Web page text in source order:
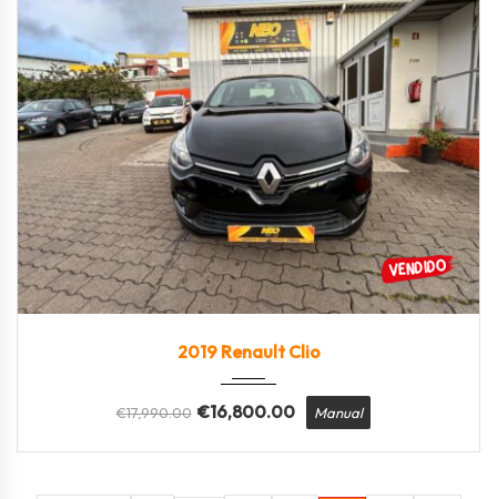
2019 Renault Clio
€17,990.00 €16,800.00 Manual